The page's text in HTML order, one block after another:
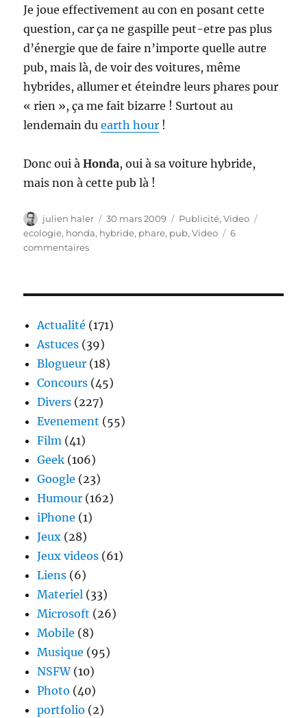
Je joue effectivement au con en posant cette
question, car ça ne gaspille peut-etre pas plus
d’énergie que de faire n’importe quelle autre
pub, mais là, de voir des voitures, même
hybrides, allumer et éteindre leurs phares pour
« rien », ça me fait bizarre ! Surtout au
lendemain duearth hour !
Donc oui àHonda, oui à sa voiture hybride,
mais non à cette pub là !
Auteur
julien haler
Publié
le
30 mars 2009 Catégories
Publicité,Video
ecologie, honda, hybride, phare, pub,Video
6
commentairessur
Art
non
écologique
Actualité (171)
Astuces (39)
Blogueur (18)
Concours (45)
Divers (227)
Evenement (55)
Film (41)
Geek (106)
Google (23)
Humour (162)
iPhone (1)
Jeux (28)
Jeux videos (61)
Liens (6)
Materiel (33)
Microsoft (26)
Mobile (8)
Musique (95)
NSFW(10)
Photo (40)
portfolio (2)